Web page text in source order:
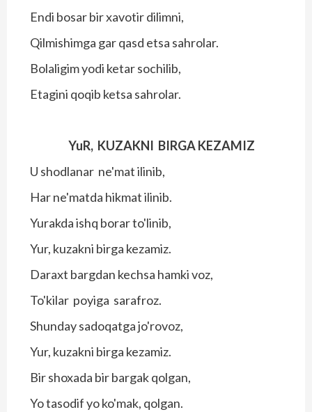
Endi bosar bir xavotir dilimni,
Qilmishimga gar qasd etsa sahrolar.
Bolaligim yodi ketar sochilib,
Etagini qoqib ketsa sahrolar.
YuR, KUZAKNI BIRGA KEZAMIZ
U shodlanar ne'mat ilinib,
Har ne'matda hikmat ilinib.
Yurakda ishq borar to'linib,
Yur, kuzakni birga kezamiz.
Daraxt bargdan kechsa hamki voz,
To'kilar poyiga sarafroz.
Shunday sadoqatga jo'rovoz,
Yur, kuzakni birga kezamiz.
Bir shoxada bir bargak qolgan,
Yo tasodif yo ko'mak, qolgan.